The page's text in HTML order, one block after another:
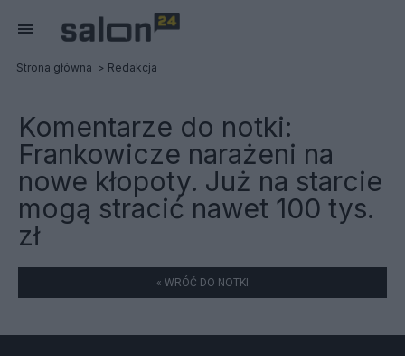
Strona główna Redakcja
Komentarze do notki:
Frankowicze narażeni na
nowe kłopoty. Już na starcie
mogą stracić nawet 100 tys.
zł
« WRÓĆ DO NOTKI